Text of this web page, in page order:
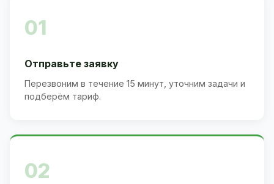
01
Отправьте заявку
Перезвоним в течение 15 минут, уточним задачи и
подберём тариф.
02